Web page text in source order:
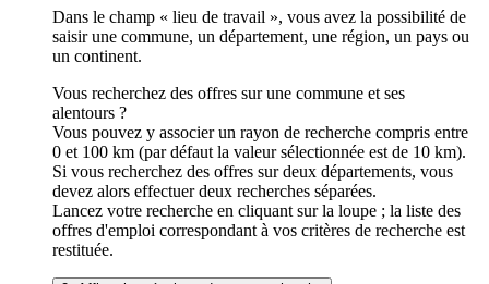
Dans le champ « lieu de travail », vous avez la possibilité de
saisir une commune, un département, une région, un pays ou
un continent.
Vous recherchez des offres sur une commune et ses
alentours ?
Vous pouvez y associer un rayon de recherche compris entre
0 et 100 km (par défaut la valeur sélectionnée est de 10 km).
Si vous recherchez des offres sur deux départements, vous
devez alors effectuer deux recherches séparées.
Lancez votre recherche en cliquant sur la loupe ; la liste des
offres d'emploi correspondant à vos critères de recherche est
restituée.